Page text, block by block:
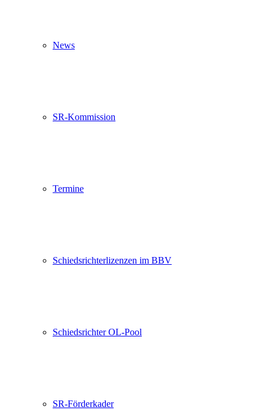
News
SR-Kommission
Termine
Schiedsrichterlizenzen im BBV
Schiedsrichter OL-Pool
SR-Förderkader